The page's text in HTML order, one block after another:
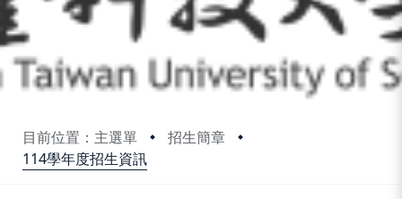
目前位置：主選單
招生簡章
114學年度招生資訊